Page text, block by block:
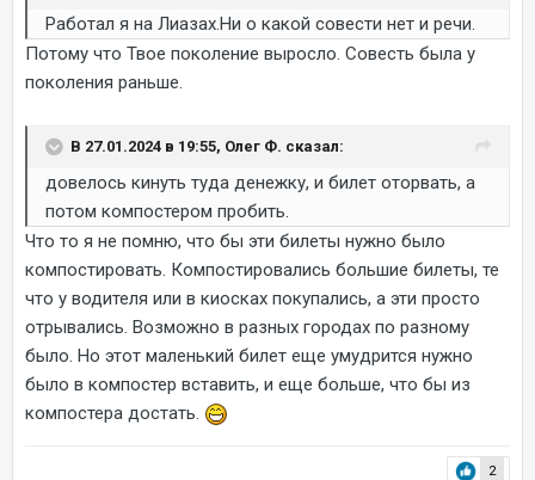
Работал я на Лиазах.Ни о какой совести нет и речи.
Потому что Твое поколение выросло. Совесть была у
поколения раньше.
В 27.01.2024 в 19:55, Олег Ф. сказал:
довелось кинуть туда денежку, и билет оторвать, а
потом компостером пробить.
Что то я не помню, что бы эти билеты нужно было
компостировать. Компостировались большие билеты, те
что у водителя или в киосках покупались, а эти просто
отрывались. Возможно в разных городах по разному
было. Но этот маленький билет еще умудрится нужно
было в компостер вставить, и еще больше, что бы из
компостера достать.
2